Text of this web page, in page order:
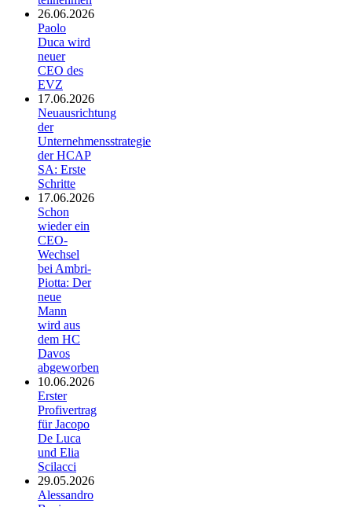
26.06.2026
Paolo
Duca wird
neuer
CEO des
EVZ
17.06.2026
Neuausrichtung
der
Unternehmensstrategie
der HCAP
SA: Erste
Schritte
17.06.2026
Schon
wieder ein
CEO-
Wechsel
bei Ambri-
Piotta: Der
neue
Mann
wird aus
dem HC
Davos
abgeworben
10.06.2026
Erster
Profivertrag
für Jacopo
De Luca
und Elia
Scilacci
29.05.2026
Alessandro